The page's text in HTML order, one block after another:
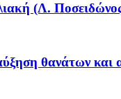
(Λ.
θανάτων και